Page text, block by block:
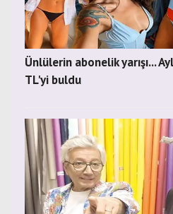
Ünlülerin abonelik yarışı...
TL'yi buldu